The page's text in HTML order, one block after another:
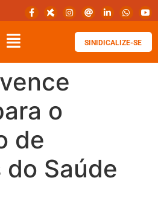
SINIDICALIZE-SE
o
de
do Saúde